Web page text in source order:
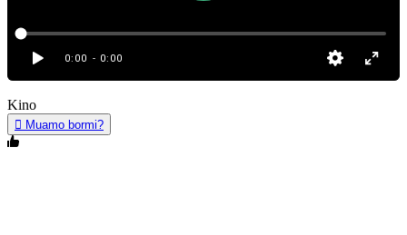
0:00 - 0:00
Kino
Muamo bormi?